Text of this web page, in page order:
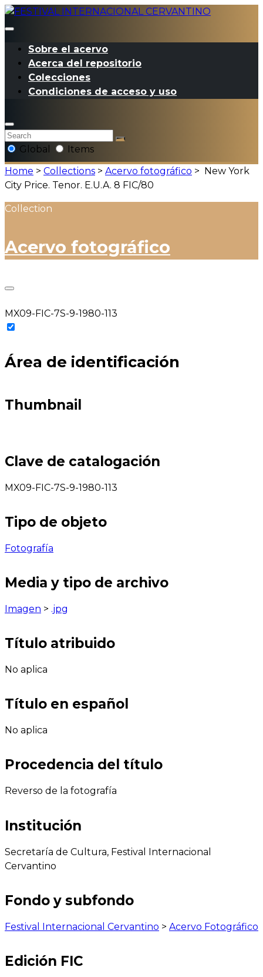
Sobre el acervo
Acerca del repositorio
Colecciones
Condiciones de acceso y uso
Global
Items
Home > Collections > Acervo fotográfico >
New York
City Price. Tenor. E.U.A. 8 FIC/80
Collection
Acervo fotográfico
MX09-FIC-7S-9-1980-113
Área de identificación
Thumbnail
Clave de catalogación
MX09-FIC-7S-9-1980-113
Tipo de objeto
Fotografía
Media y tipo de archivo
Imagen > .jpg
Título atribuido
No aplica
Título en español
No aplica
Procedencia del título
Reverso de la fotografía
Institución
Secretaría de Cultura, Festival Internacional
Cervantino
Fondo y subfondo
Festival Internacional Cervantino > Acervo Fotográfico
Edición FIC